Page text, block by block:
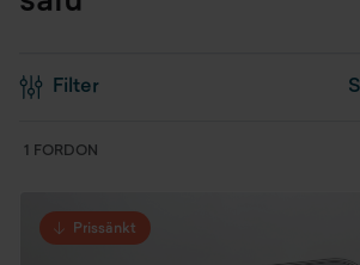
Filter
1 FORDON
Prissänkt